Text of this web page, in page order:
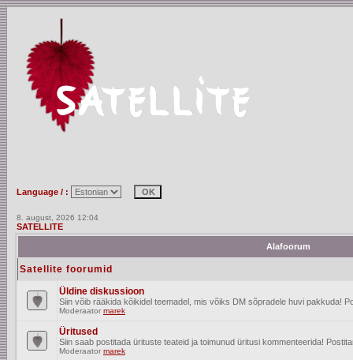
Language / :
8. august, 2026 12:04
SATELLITE
Alafoorum
Satellite foorumid
Üldine diskussioon
Siin võib rääkida kõikidel teemadel, mis võiks DM sõpradele huvi pakkuda!
Moderaator marek
Üritused
Siin saab postitada ürituste teateid ja toimunud üritusi kommenteerida!
Moderaator marek